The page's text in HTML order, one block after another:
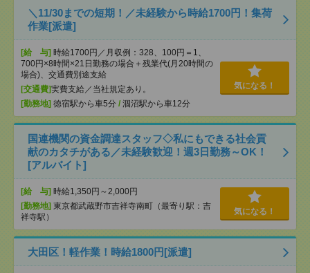
＼11/30までの短期！／未経験から時給1700円！集荷
作業[派遣]
[給 与] 時給1700円／月収例：328、100円＝1、
700円×8時間×21日勤務の場合＋残業代(月20時間の
場合)、交通費別途支給
[交通費]実費支給／当社規定あり。
[勤務地] 徳宿駅から車5分 / 涸沼駅から車12分
気になる！
国連機関の資金調達スタッフ◇私にもできる社会貢
献のカタチがある／未経験歓迎！週3日勤務～OK！
[アルバイト]
[給 与] 時給1,350円～2,000円
[勤務地] 東京都武蔵野市吉祥寺南町（最寄り駅：吉
祥寺駅）
気になる！
大田区！軽作業！時給1800円[派遣]